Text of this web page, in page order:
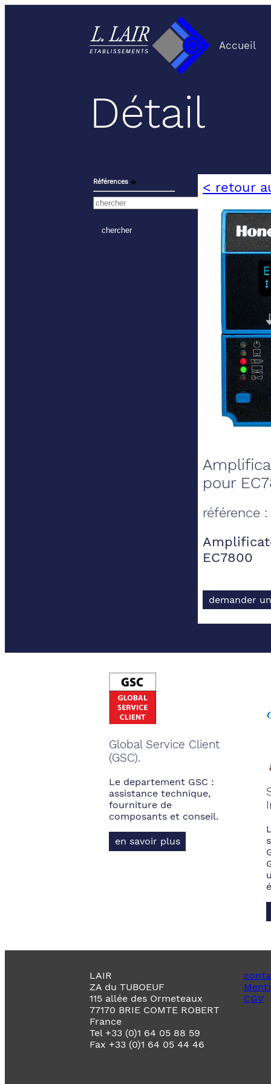
Accueil
Détail
Références ⬙ < retour
pour
référence :
EC7800
demander
Global Service Client
(GSC).
Le departement GSC :
assistance technique,
fourniture de
composants et conseil.
en savoir plus
LAIR
ZA du TUBOEUF
115 allée des Ormeteaux
77170 BRIE COMTE ROBERT
France
Tel +33 (0)1 64 05 88 59
Fax +33 (0)1 64 05 44 46
CGV